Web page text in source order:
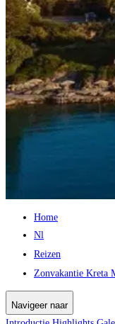
Home
Nl
Reizen
Zonvakantie Kreta
Navigeer naar